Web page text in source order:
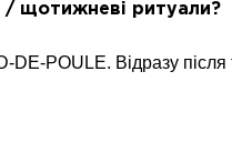
/ щотижневі ритуали?
POULE. Відразу після